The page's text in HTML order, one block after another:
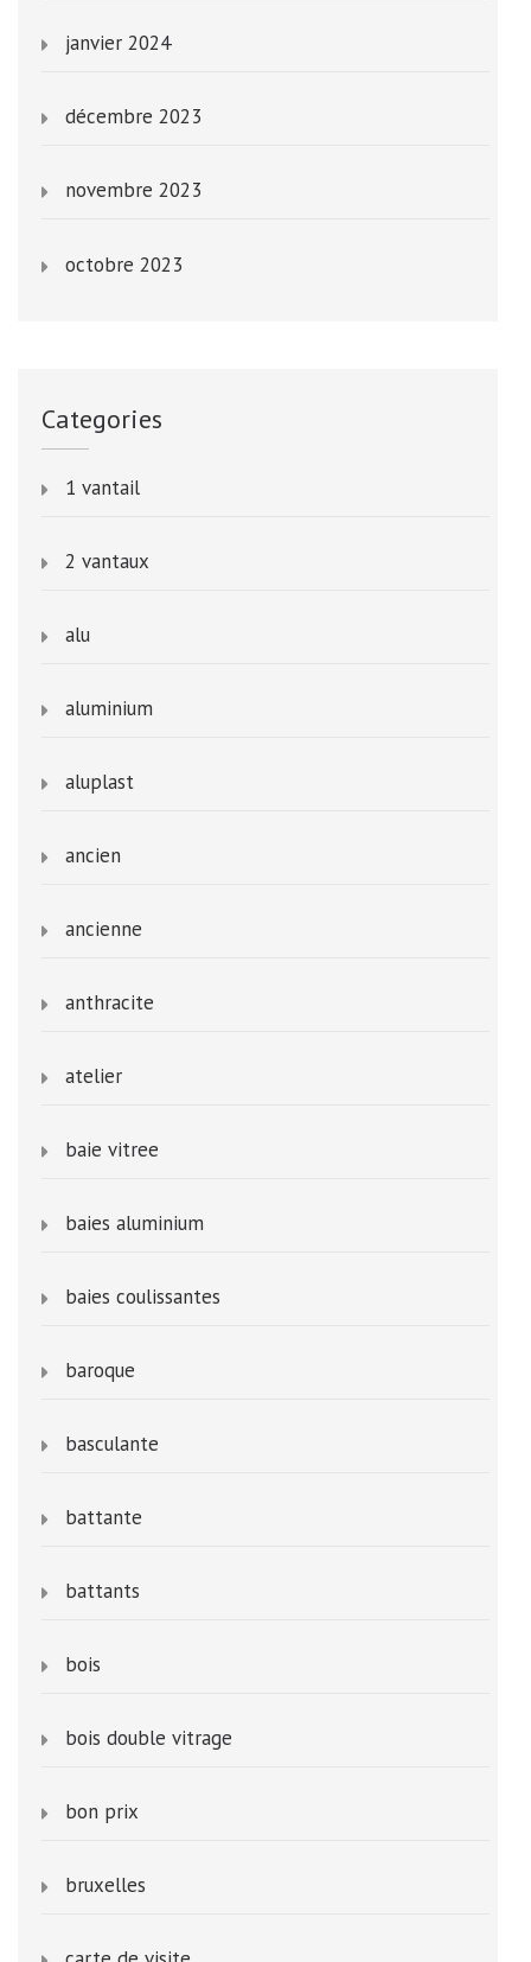
janvier 2024
décembre 2023
novembre 2023
octobre 2023
Categories
1 vantail
2 vantaux
alu
aluminium
aluplast
ancien
ancienne
anthracite
atelier
baie vitree
baies aluminium
baies coulissantes
baroque
basculante
battante
battants
bois
bois double vitrage
bon prix
bruxelles